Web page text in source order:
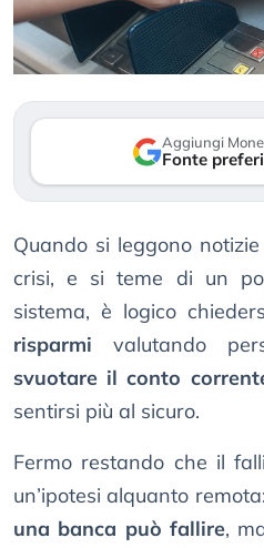
Aggiungi
Fonte
Quando si leggono
crisi, e si teme di un
sistema, è logico
risparmi valutando
svuotare il conto
sentirsi più al sicuro.
Fermo restando che il
un’ipotesi alquanto
una banca può fallire,